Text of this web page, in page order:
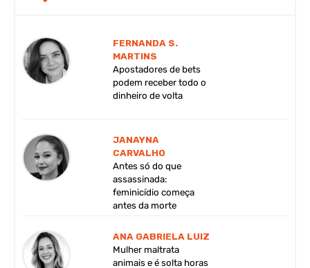
FERNANDA S.
MARTINS
Apostadores de bets
podem receber todo o
dinheiro de volta
JANAYNA
CARVALHO
Antes só do que
assassinada:
feminicídio começa
antes da morte
ANA GABRIELA LUIZ
Mulher maltrata
animais e é solta horas